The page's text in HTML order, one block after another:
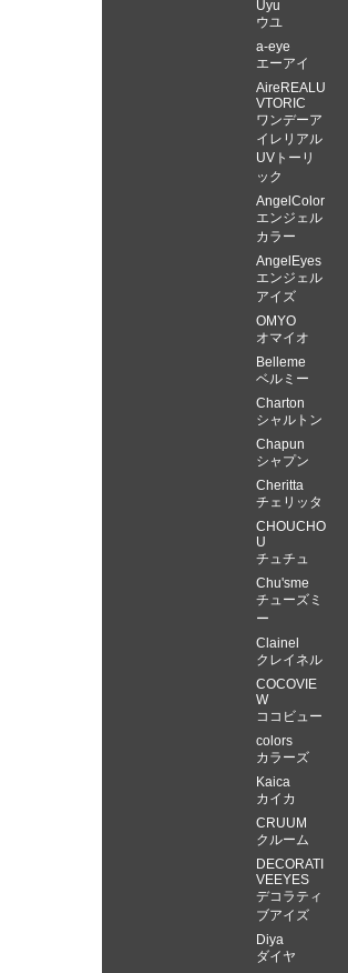
Uyu
ウユ
a-eye
エーアイ
AireREALU
VTORIC
ワンデーア
イレリアル
UVトーリ
ック
AngelColor
エンジェル
カラー
AngelEyes
エンジェル
アイズ
OMYO
オマイオ
Belleme
ベルミー
Charton
シャルトン
Chapun
シャプン
Cheritta
チェリッタ
CHOUCHO
U
チュチュ
Chu'sme
チューズミ
ー
Clainel
クレイネル
COCOVIE
W
ココビュー
colors
カラーズ
Kaica
カイカ
CRUUM
クルーム
DECORATI
VEEYES
デコラティ
ブアイズ
Diya
ダイヤ